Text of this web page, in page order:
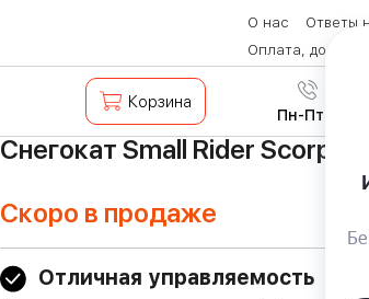
О нас
Ответы
Оплата,
Корзина 8
Пн-Пт с
Снегокат Small Rider Scorpion
Скоро в продаже
Отличная управляемость